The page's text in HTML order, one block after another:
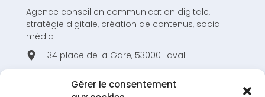
Gérer le consentement
Agence conseil en communication digitale,
stratégie digitale, création de contenus, social
média
34 place de la Gare, 53000 Laval
hello@studiov3.fr